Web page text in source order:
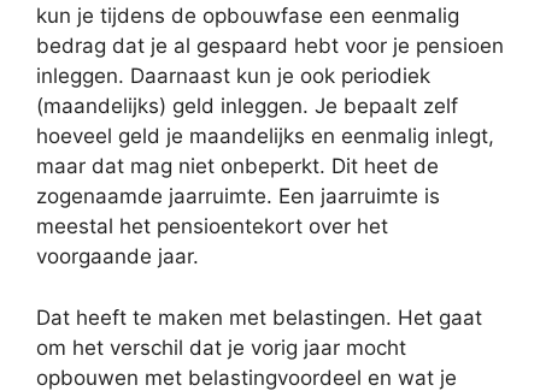
kun je tijdens de opbouwfase een eenmalig
bedrag dat je al gespaard hebt voor je pensioen
inleggen. Daarnaast kun je ook periodiek
(maandelijks) geld inleggen. Je bepaalt zelf
hoeveel geld je maandelijks en eenmalig inlegt,
maar dat mag niet onbeperkt. Dit heet de
zogenaamde jaarruimte. Een jaarruimte is
meestal het pensioentekort over het
voorgaande jaar.
Dat heeft te maken met belastingen. Het gaat
om het verschil dat je vorig jaar mocht
opbouwen met belastingvoordeel en wat je